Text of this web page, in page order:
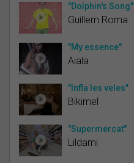
"Dolphin's Song"
Guillem Roma
"My essence"
Aiala
"Infla les veles"
Bikimel
"Supermercat"
Lildami